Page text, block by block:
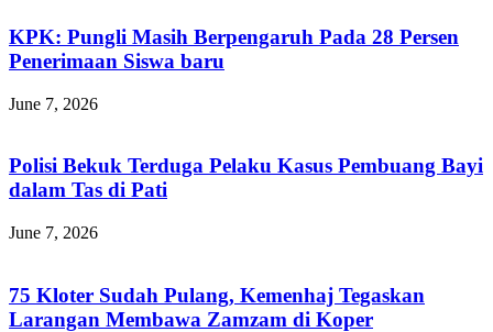
KPK: Pungli Masih Berpengaruh Pada 28 Persen
Penerimaan Siswa baru
June 7, 2026
Polisi Bekuk Terduga Pelaku Kasus Pembuang Bayi
dalam Tas di Pati
June 7, 2026
75 Kloter Sudah Pulang, Kemenhaj Tegaskan
Larangan Membawa Zamzam di Koper